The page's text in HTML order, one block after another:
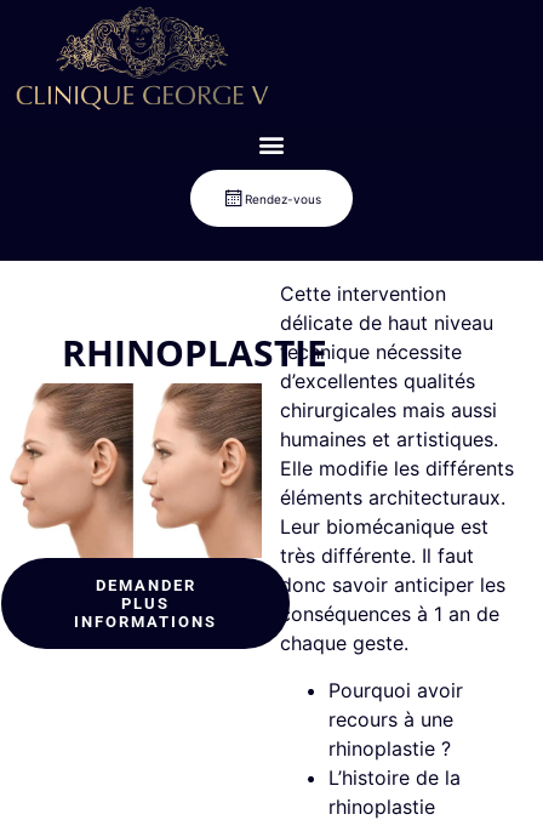
Rendez-vous
RHINOPLASTIE
DEMANDER
PLUS
INFORMATIONS
Cette intervention
délicate de haut niveau
technique nécessite
d’excellentes qualités
chirurgicales mais aussi
humaines et artistiques.
Elle modifie les différents
éléments architecturaux.
Leur biomécanique est
très différente. Il faut
donc savoir anticiper les
conséquences à 1 an de
chaque geste.
Pourquoi avoir
recours à une
rhinoplastie ?
L’histoire de la
rhinoplastie